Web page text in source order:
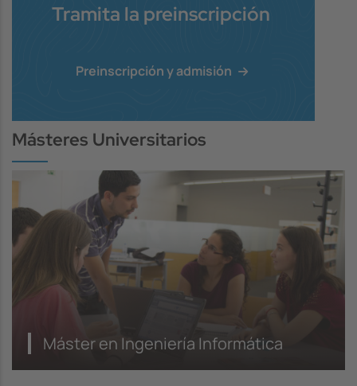
Tramita la preinscripción
Preinscripción y admisión
Másteres Universitarios
Máster en Ingeniería Informática